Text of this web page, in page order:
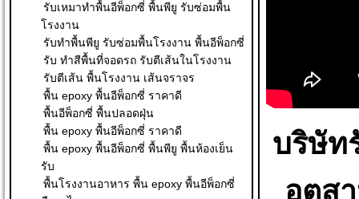
รับเหมาทำพื้นอีพ็อกซี่ พื้นพียู รับซ่อมพื้น
โรงงาน
รับทำพื้นพียู รับซ่อมพื้นโรงงาน พื้นอีพ็อกซี่
รับ ทําสีพื้นที่จอดรถ รับตีเส้นในโรงงาน
รับตีเส้น พื้นโรงงาน เส้นจราจร
พื้น epoxy พื้นอีพ็อกซี่ ราคาดี
พื้นอีพ็อกซี่ พื้นปลอดฝุ่น
พื้น epoxy พื้นอีพ็อกซี่ ราคาดี
พื้น epoxy พื้นอีพ็อกซี่ พื้นพียู พื้นห้องเย็น
รับ
พื้นโรงงานอาหาร พื้น epoxy พื้นอีพ็อกซี่
บริษัท
อุตส